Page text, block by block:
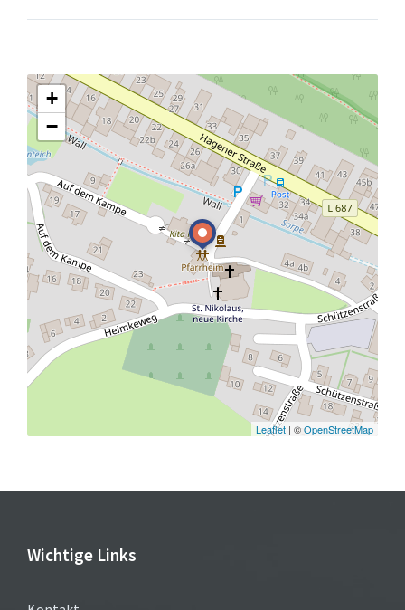
+
−
Leaflet | ©OpenStreetMap
Wichtige Links